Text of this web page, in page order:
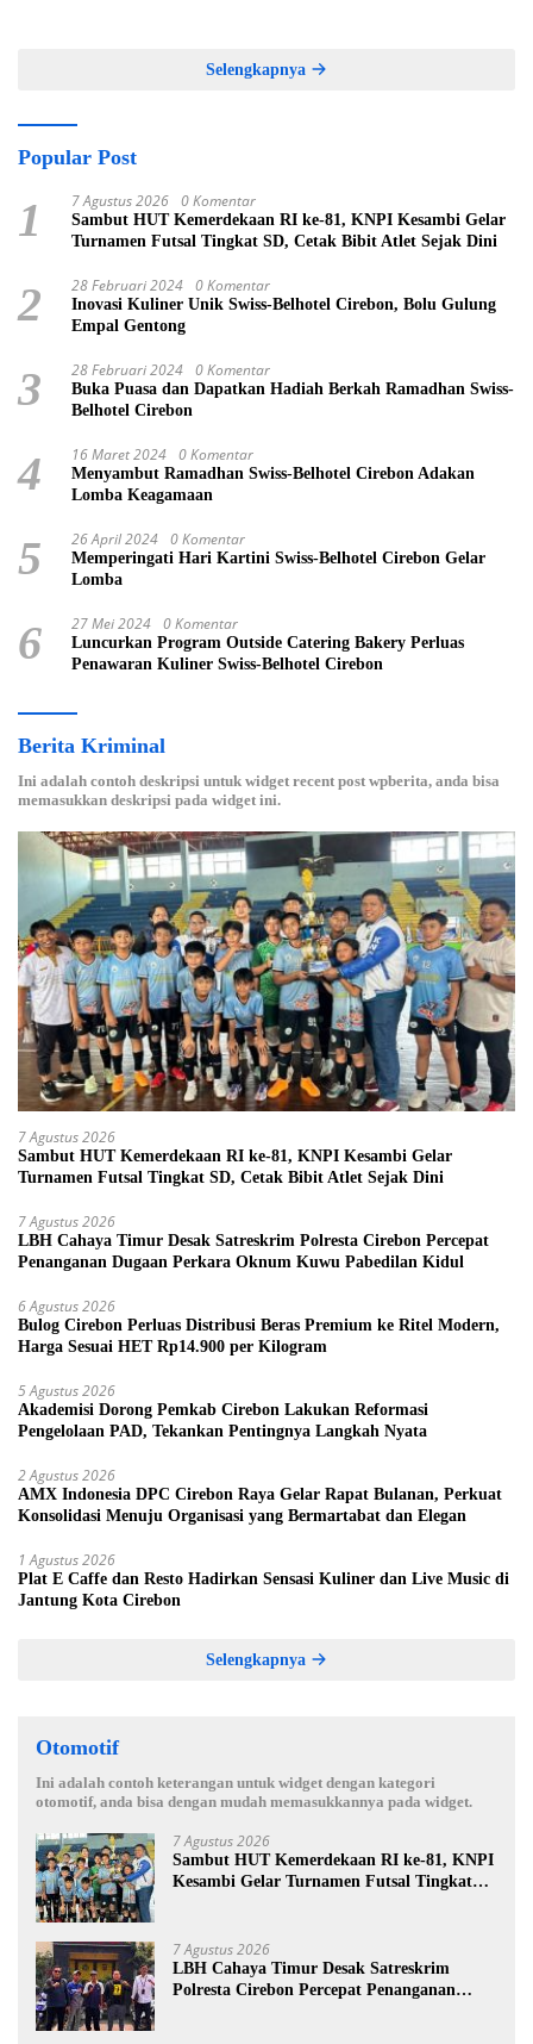
Selengkapnya
Popular Post
1 7 Agustus 2026 0 Komentar
Sambut HUT Kemerdekaan RI ke-81, KNPI Kesambi Gelar
Turnamen Futsal Tingkat SD, Cetak Bibit Atlet Sejak Dini
2 28 Februari 2024 0 Komentar
Inovasi Kuliner Unik Swiss-Belhotel Cirebon, Bolu Gulung
Empal Gentong
3 28 Februari 2024 0 Komentar
Buka Puasa dan Dapatkan Hadiah Berkah Ramadhan Swiss-
Belhotel Cirebon
4 16 Maret 2024 0 Komentar
Menyambut Ramadhan Swiss-Belhotel Cirebon Adakan
Lomba Keagamaan
5 26 April 2024 0 Komentar
Memperingati Hari Kartini Swiss-Belhotel Cirebon Gelar
Lomba
6 27 Mei 2024 0 Komentar
Luncurkan Program Outside Catering Bakery Perluas
Penawaran Kuliner Swiss-Belhotel Cirebon
Berita Kriminal
Ini adalah contoh deskripsi untuk widget recent post wpberita, anda bisa
memasukkan deskripsi pada widget ini.
7 Agustus 2026
Sambut HUT Kemerdekaan RI ke-81, KNPI Kesambi Gelar
Turnamen Futsal Tingkat SD, Cetak Bibit Atlet Sejak Dini
7 Agustus 2026
LBH Cahaya Timur Desak Satreskrim Polresta Cirebon Percepat
Penanganan Dugaan Perkara Oknum Kuwu Pabedilan Kidul
6 Agustus 2026
Bulog Cirebon Perluas Distribusi Beras Premium ke Ritel Modern,
Harga Sesuai HET Rp14.900 per Kilogram
5 Agustus 2026
Akademisi Dorong Pemkab Cirebon Lakukan Reformasi
Pengelolaan PAD, Tekankan Pentingnya Langkah Nyata
2 Agustus 2026
AMX Indonesia DPC Cirebon Raya Gelar Rapat Bulanan, Perkuat
Konsolidasi Menuju Organisasi yang Bermartabat dan Elegan
1 Agustus 2026
Plat E Caffe dan Resto Hadirkan Sensasi Kuliner dan Live Music di
Jantung Kota Cirebon
Selengkapnya
Otomotif
Ini adalah contoh keterangan untuk widget dengan kategori
otomotif, anda bisa dengan mudah memasukkannya pada widget.
7 Agustus 2026
Sambut HUT Kemerdekaan RI ke-81, KNPI
Kesambi Gelar Turnamen Futsal Tingkat
7 Agustus 2026
LBH Cahaya Timur Desak Satreskrim
Polresta Cirebon Percepat Penanganan